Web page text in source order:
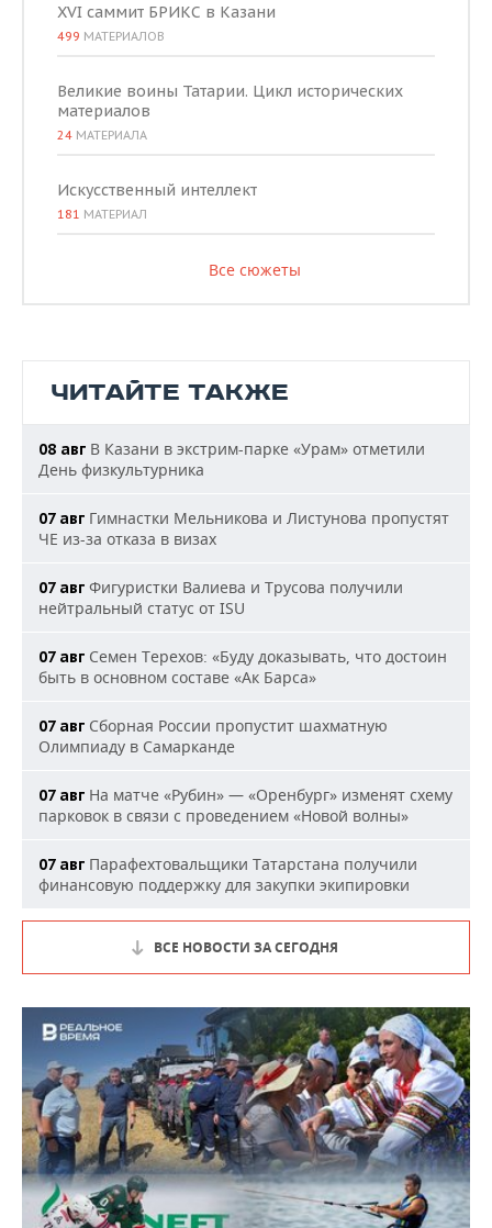
XVI саммит БРИКС в Казани
499 МАТЕРИАЛОВ
Великие воины Татарии. Цикл исторических
материалов
24 МАТЕРИАЛА
Искусственный интеллект
181 МАТЕРИАЛ
Все сюжеты
ЧИТАЙТЕ ТАКЖЕ
08 авг В Казани в экстрим-парке «Урам» отметили
День физкультурника
07 авг Гимнастки Мельникова и Листунова пропустят
ЧЕ из-за отказа в визах
07 авг Фигуристки Валиева и Трусова получили
нейтральный статус от ISU
07 авг Семен Терехов: «Буду доказывать, что достоин
быть в основном составе «Ак Барса»
07 авг Сборная России пропустит шахматную
Олимпиаду в Самарканде
07 авг На матче «Рубин» — «Оренбург» изменят схему
парковок в связи с проведением «Новой волны»
07 авг Парафехтовальщики Татарстана получили
финансовую поддержку для закупки экипировки
ВСЕ НОВОСТИ ЗА СЕГОДНЯ